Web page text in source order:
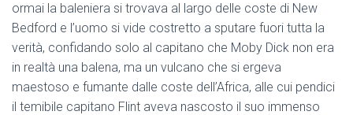
ormai la baleniera si trovava al largo delle coste di New
Bedford e l’uomo si vide costretto a sputare fuori tutta la
verità, confidando solo al capitano che Moby Dick non era
in realtà una balena, ma un vulcano che si ergeva
maestoso e fumante dalle coste dell’Africa, alle cui pendici
il temibile capitano Flint aveva nascosto il suo immenso